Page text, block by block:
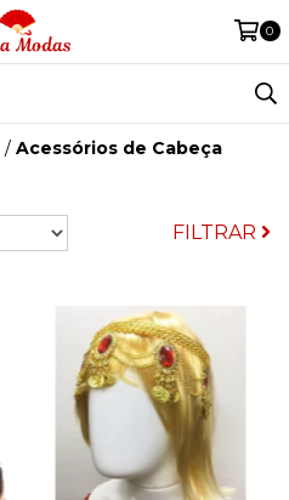
0
/ Acessórios de Cabeça
FILTRAR